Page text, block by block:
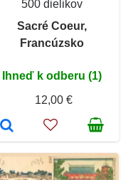
500 dielikov
Sacré Coeur,
Francúzsko
Ihneď k odberu (1)
12,00 €